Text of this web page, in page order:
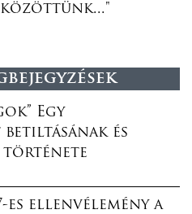
közöttünk..."
Egy
és
története
es ellenvélemény a